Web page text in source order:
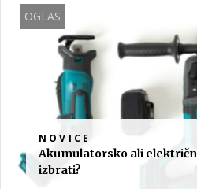
OGLAS
NOVICE
Akumulatorsko ali
izbrati?